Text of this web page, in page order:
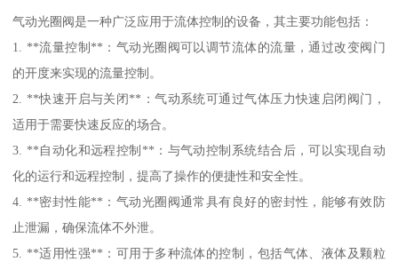
气动光圈阀是一种广泛应用于流体控制的设备，其主要功能包括：
1. **流量控制**：气动光圈阀可以调节流体的流量，通过改变阀门
的开度来实现的流量控制。
2. **快速开启与关闭**：气动系统可通过气体压力快速启闭阀门，
适用于需要快速反应的场合。
3. **自动化和远程控制**：与气动控制系统结合后，可以实现自动
化的运行和远程控制，提高了操作的便捷性和安全性。
4. **密封性能**：气动光圈阀通常具有良好的密封性，能够有效防
止泄漏，确保流体不外泄。
5. **适用性强**：可用于多种流体的控制，包括气体、液体及颗粒